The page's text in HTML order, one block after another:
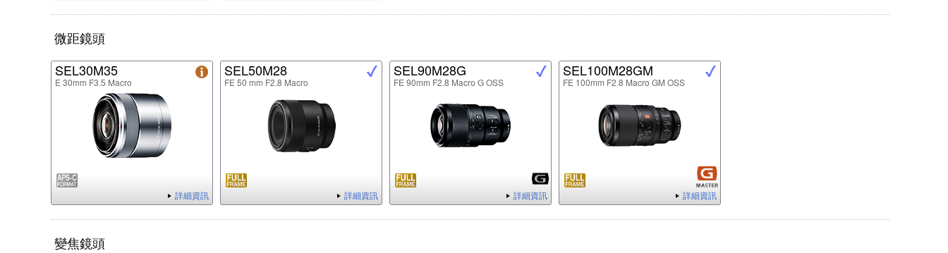
微距鏡頭
SEL30M35
E 30mm F3.5 Macro
詳細資訊
SEL50M28
FE 50 mm F2.8 Macro
詳細資訊
SEL90M28G
FE 90mm F2.8 Macro G OSS
詳細資訊
SEL100M28GM
FE 100mm F2.8 Macro GM OSS
詳細資訊
變焦鏡頭